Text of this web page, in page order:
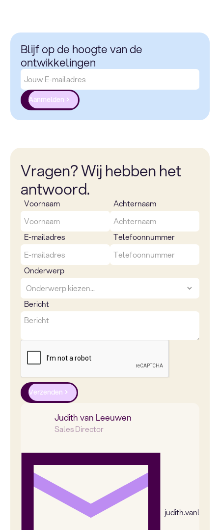
Blijf op de hoogte van de
ontwikkelingen
Aanmelden
Judith van Leeuwen
Sales Director
Vragen? Wij hebben het
antwoord.
Voornaam Achternaam
E-mailadres Telefoonnummer
Onderwerp
Bericht
Verzenden